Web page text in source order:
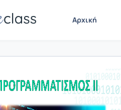
Αρχική
Προβολή